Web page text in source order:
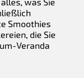
was Sie
Smoothies
die Sie
Veranda